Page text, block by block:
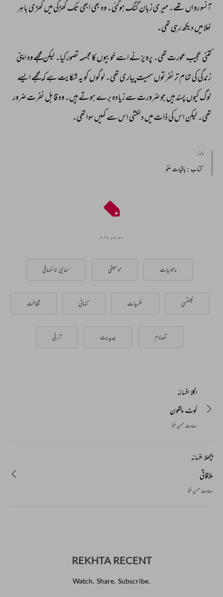
آنسو رواں تھے۔ میری زبان گنگ ہوگئی۔ وہ بھی ابھی تک کھڑکی میں کھڑی باہر
خلا میں دیکھ رہی تھی۔
کتنی عجیب عورت تھی۔ پرویز نے اسے خوبیوں کا مجسمہ تصورکیا۔ لیکن مجھے وہ اپنی
زندگی کی تمام تر نفرتوں سمیت پیاری تھی۔ لوگوں کو یہ شکایت ہے کہ مجھے ایسے
لوگ کیوں پسند ہیں جو ضرورت سے زیادہ برے ہوتے ہیں۔ وہ قابل نفرت ضرور
تھی۔ لیکن اس کی ذات میں دلکشی اس سے کہیں سوا تھی۔
مأخذ :
کتاب : باقیات منٹو
موضوعات
ماحولیات موسیقی سماجی ناانصافی
فینٹسی نفسیات تنہائی ثقافت
تصادم جدیدیت آئرنی
اگلا افسانہ
کوٹ پتلون
سعادت حسن منٹو
پچھلا افسانہ
ملاقاتی
سعادت حسن منٹو
REKHTA RECENT
Watch. Share. Subscribe.